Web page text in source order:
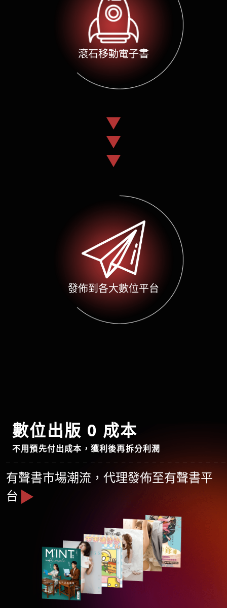
滾石移動電子書
發佈到各大數位平台
數位出版 0 成本
不用預先付出成本，獲利後再拆分利潤
有聲書市場潮流，代理發佈至有聲書平
台